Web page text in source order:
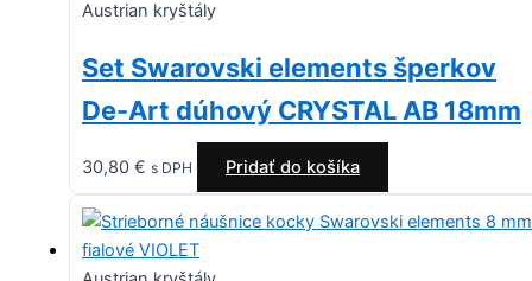
Austrian kryštály
Set Swarovski elements šperkov
De-Art dúhový CRYSTAL AB 18mm
30,80 € s DPH Pridať do košíka